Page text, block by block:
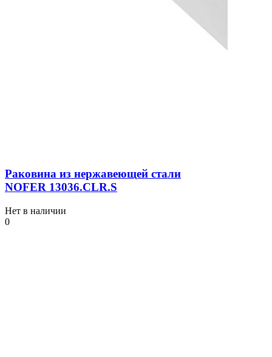
Раковина из нержавеющей стали
NOFER 13036.СLR.S
Нет в наличии
0